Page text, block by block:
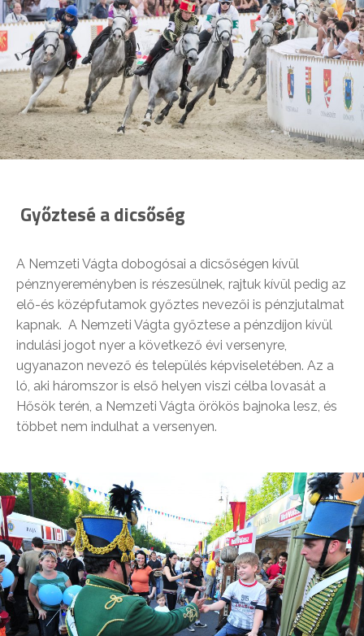
Győztesé a dicsőség
A Nemzeti Vágta dobogósai a dicsőségen kívül
pénznyereményben is részesülnek, rajtuk kívül pedig az
elő-és középfutamok győztes nevezői is pénzjutalmat
kapnak. A Nemzeti Vágta győztese a pénzdíjon kívül
indulási jogot nyer a következő évi versenyre,
ugyanazon nevező és település képviseletében. Az a
ló, aki háromszor is első helyen viszi célba lovasát a
Hősök terén, a Nemzeti Vágta örökös bajnoka lesz, és
többet nem indulhat a versenyen.